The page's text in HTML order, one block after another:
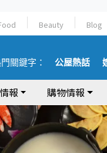
Beauty Blog
關鍵字： 公屋熱話
報 購物情報